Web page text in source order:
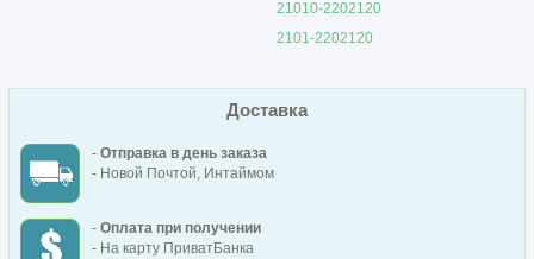
21010-2202120
2101-2202120
Доставка
- Отправка в день заказа
- Новой Почтой, Интаймом
- Оплата при получении
- На карту ПриватБанка